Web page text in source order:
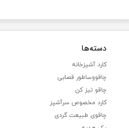
دسته‌ها
کارد آشپزخانه
چاقووساطور قصابی
چاقو تیز کن
کارد مخصوص سرآشپز
چاقوی طبیعت گردی